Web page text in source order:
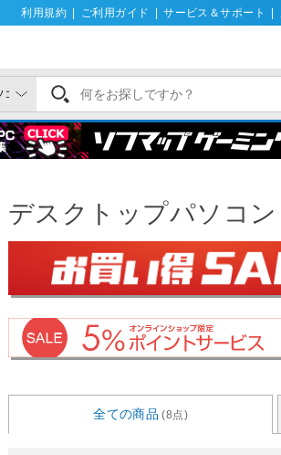
利用規約 ご利用ガイド サービス＆サポート
デスクトップパソコン
全ての商品 (8点)